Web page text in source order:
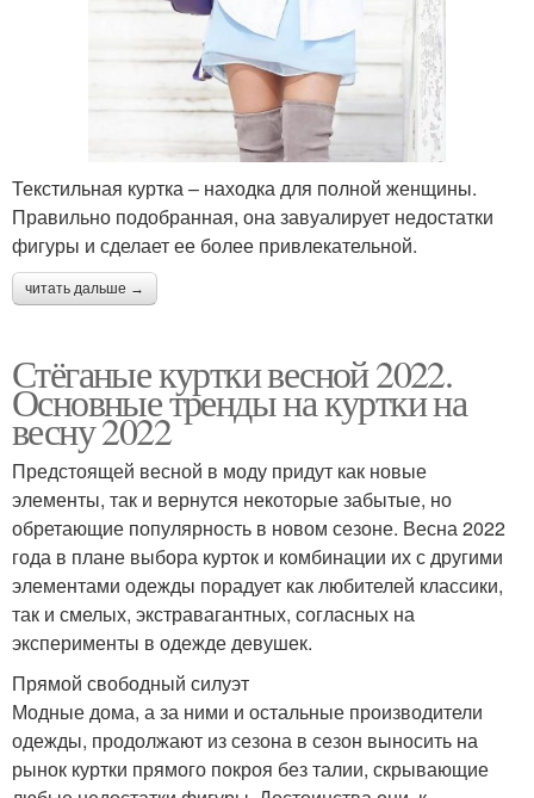
Текстильная куртка – находка для полной женщины.
Правильно подобранная, она завуалирует недостатки
фигуры и сделает ее более привлекательной.
читать дальше →
Стёганые куртки весной 2022.
Основные тренды на куртки на
весну 2022
Предстоящей весной в моду придут как новые
элементы, так и вернутся некоторые забытые, но
обретающие популярность в новом сезоне. Весна 2022
года в плане выбора курток и комбинации их с другими
элементами одежды порадует как любителей классики,
так и смелых, экстравагантных, согласных на
эксперименты в одежде девушек.
Прямой свободный силуэт
Модные дома, а за ними и остальные производители
одежды, продолжают из сезона в сезон выносить на
рынок куртки прямого покроя без талии, скрывающие